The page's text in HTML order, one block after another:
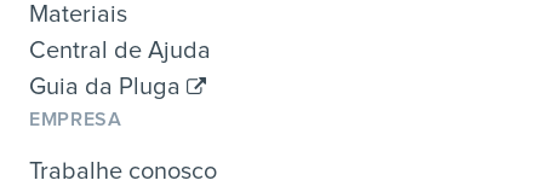
Materiais
Central de Ajuda
Guia da Pluga
EMPRESA
Trabalhe conosco